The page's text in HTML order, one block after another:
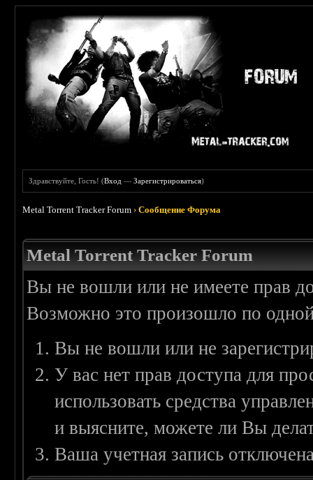
Здравствуйте, Гость! (Вход —Зарегистрироваться)
Metal Torrent Tracker Forum ›Сообщение Форума
Metal Torrent Tracker Forum
Вы не вошли или не имеете прав
Возможно это произошло по
Вы не вошли или не
У вас нет прав доступа для
использовать средства
и выясните, можете ли Вы
Ваша учетная запись